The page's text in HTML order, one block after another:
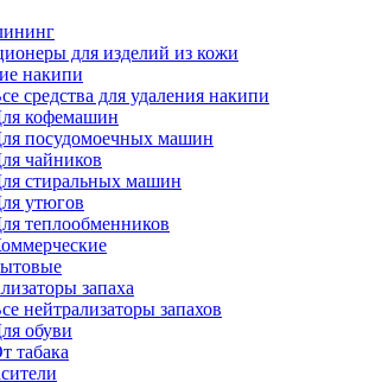
для изделий из кожи
накипи
средства для удаления накипи
кофемашин
посудомоечных машин
чайников
стиральных машин
утюгов
теплообменников
запаха
нейтрализаторы запахов
обуви
табака